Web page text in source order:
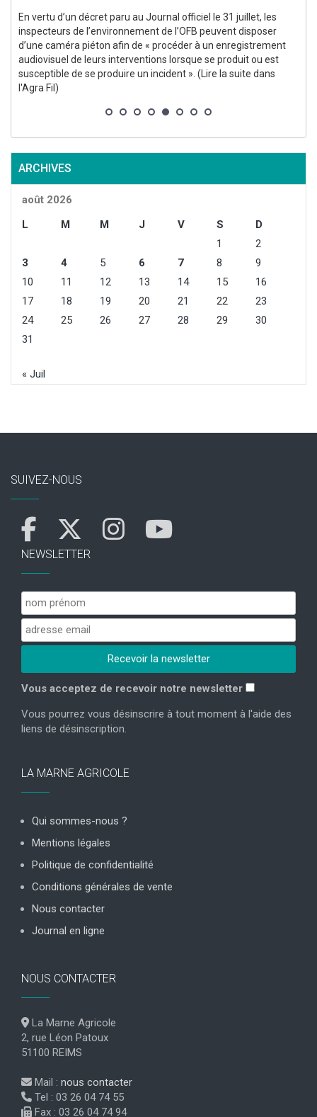
En vertu d’un décret paru au Journal officiel le 31 juillet, les
inspecteurs de l’environnement de l’OFB peuvent disposer
d’une caméra piéton afin de « procéder à un enregistrement
audiovisuel de leurs interventions lorsque se produit ou est
susceptible de se produire un incident ». (Lire la suite dans
l'Agra Fil)
ARCHIVES
août 2026
L
M M J V S
D
1
2
3
4 5 6 7 8
9
10
11 12 13 14 15
16
17
18 19 20 21 22
23
24
25 26 27 28 29
30
31
« Juil
SUIVEZ-NOUS
NEWSLETTER
Vous acceptez de recevoir notre newsletter
Vous pourrez vous désinscrire à tout moment à l'aide des
liens de désinscription.
LA MARNE AGRICOLE
Qui sommes-nous ?
Mentions légales
Politique de confidentialité
Conditions générales de vente
Nous contacter
Journal en ligne
NOUS CONTACTER
La Marne Agricole
2, rue Léon Patoux
51100 REIMS
Mail : nous contacter
Tel : 03 26 04 74 55
Fax : 03 26 04 74 94